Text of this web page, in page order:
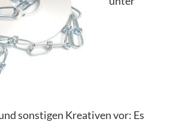
sonstigen Kreativen vor: Es